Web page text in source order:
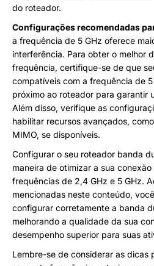
do roteador.
Configurações recomendadas
a frequência de 5 GHz oferece
interferência. Para obter o melhor
frequência, certifique-se de que
compatíveis com a frequência de
próximo ao roteador para garantir
Além disso, verifique as
habilitar recursos avançados,
MIMO, se disponíveis.
Configurar o seu roteador banda
maneira de otimizar a sua
frequências de 2,4 GHz e 5 GHz.
mencionadas neste conteúdo,
configurar corretamente a banda
melhorando a qualidade da sua
desempenho superior para suas
Lembre-se de considerar as dicas